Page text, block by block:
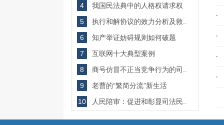
4
我国民法典中的人格权请求权
5
执行和解协议的效力分析及救..
6
知产举证妨碍规则如何破题
7
互联网十大典型案例
8
商号仿冒不正当竞争行为的司..
9
老曹的“繁简分流”新生活
10
人民陪审：促进和彰显司法民..
·
·
·
·